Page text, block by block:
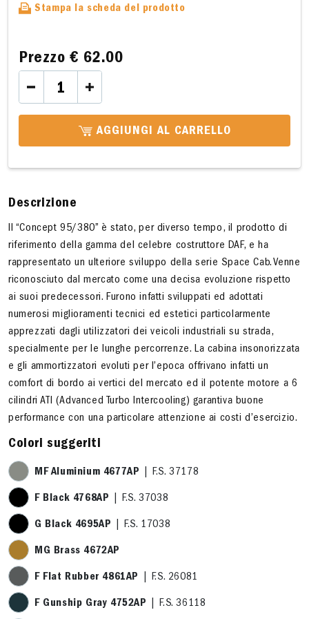
Stampa la scheda del prodotto
Prezzo€ 62.00
AGGIUNGI AL CARRELLO
Descrizione
Il “Concept 95/380” è stato, per diverso tempo, il prodotto di
riferimento della gamma del celebre costruttore DAF, e ha
rappresentato un ulteriore sviluppo della serie Space Cab. Venne
riconosciuto dal mercato come una decisa evoluzione rispetto
ai suoi predecessori. Furono infatti sviluppati ed adottati
numerosi miglioramenti tecnici ed estetici particolarmente
apprezzati dagli utilizzatori dei veicoli industriali su strada,
specialmente per le lunghe percorrenze. La cabina insonorizzata
e gli ammortizzatori evoluti per l’epoca offrivano infatti un
comfort di bordo ai vertici del mercato ed il potente motore a 6
cilindri ATI (Advanced Turbo Intercooling) garantiva buone
performance con una particolare attenzione ai costi d’esercizio.
Colori suggeriti
MF Aluminium 4677AP | F.S. 37178
F Black 4768AP | F.S. 37038
G Black 4695AP | F.S. 17038
MG Brass 4672AP
F Flat Rubber 4861AP | F.S. 26081
F Gunship Gray 4752AP | F.S. 36118